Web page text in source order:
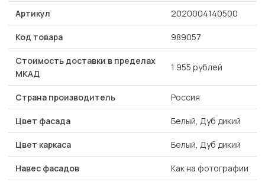
Артикул 2020004140500
Код товара 989057
Стоимость доставки в пределах
МКАД
1 955 рублей
Страна производитель Россия
Цвет фасада Белый, Дуб дикий
Цвет каркаса Белый, Дуб дикий
Навес фасадов Как на фотографии